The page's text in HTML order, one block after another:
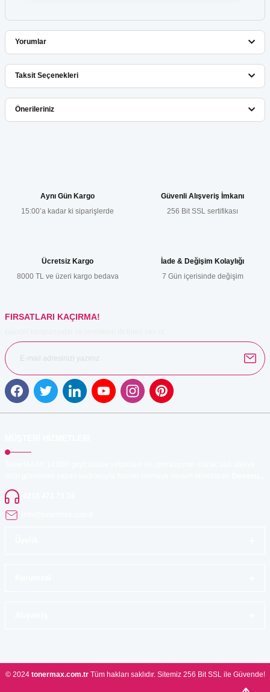
Yorumlar
Bu ürüne ilk yorumu siz yapın!
Taksit Seçenekleri
Önerileriniz
Ürün resmi kalitesiz, bozuk veya görüntülenemiyor.
Ürün fiyatı diğer sitelerden daha pahalı.
Aynı Gün Kargo
15:00’a kadar ki siparişlerde
Güvenli Alışveriş İmkanı
256 Bit SSL sertifikası
Ücretsiz Kargo
8000 TL ve üzeri kargo bedava
İade & Değişim Kolaylığı
7 Gün içerisinde değişim
FIRSATLARI KAÇIRMA!
© 2024 tonermax.com.trTüm hakları saklıdır. Sitemiz 256 Bit SSL ile Güvende!